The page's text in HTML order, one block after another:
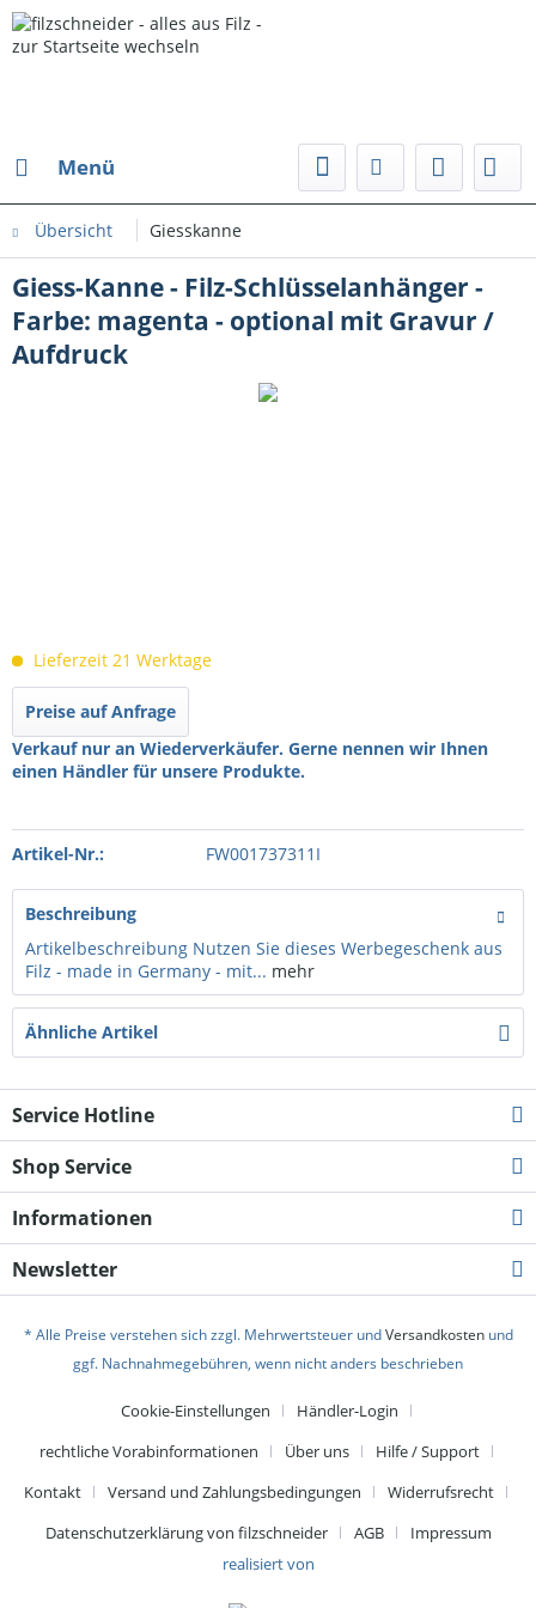
Menü
Übersicht Giesskanne
Giess-Kanne - Filz-Schlüsselanhänger -
Farbe: magenta - optional mit Gravur /
Aufdruck
Lieferzeit 21 Werktage
Preise auf Anfrage
Verkauf nur an Wiederverkäufer. Gerne nennen wir Ihnen
einen Händler für unsere Produkte.
Artikel-Nr.: FW001737311I
Beschreibung
Artikelbeschreibung Nutzen Sie dieses Werbegeschenk aus
Filz - made in Germany - mit... mehr
Ähnliche Artikel
Service Hotline
Shop Service
Informationen
Newsletter
* Alle Preise verstehen sich zzgl. Mehrwertsteuer undVersandkostenund
ggf. Nachnahmegebühren, wenn nicht anders beschrieben
Cookie-Einstellungen
Händler-Login
rechtliche Vorabinformationen
Über uns
Hilfe / Support
Kontakt
Versand und Zahlungsbedingungen
Widerrufsrecht
Datenschutzerklärung von filzschneider
AGB
Impressum
realisiert von